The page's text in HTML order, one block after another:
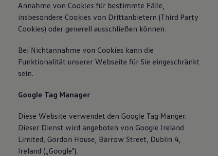
Annahme von Cookies für bestimmte Fälle,
insbesondere Cookies von Drittanbietern (Third Party
Cookies) oder generell ausschließen können.
Bei Nichtannahme von Cookies kann die
Funktionalität unserer Webseite für Sie eingeschränkt
sein.
Google Tag Manager
Diese Website verwendet den Google Tag Manger.
Dieser Dienst wird angeboten von Google Ireland
Limited, Gordon House, Barrow Street, Dublin 4,
Ireland („Google").